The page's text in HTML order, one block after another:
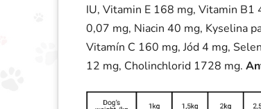
IU, Vitamin E 168 mg, Vitamin
0,07 mg, Niacin 40 mg, Kyselina
Vitamín C 160 mg, Jód 4 mg,
12 mg, Cholinchlorid 1728 mg.